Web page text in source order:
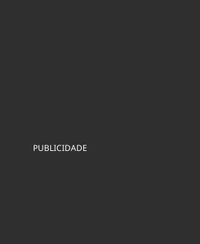
PUBLICIDADE